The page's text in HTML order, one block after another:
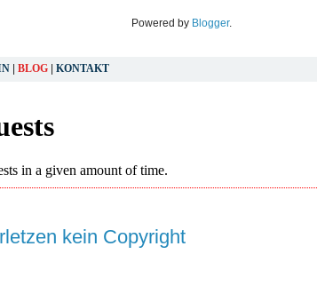
BLOG KONTAKT
kein Copyright
Powered by Blogger.